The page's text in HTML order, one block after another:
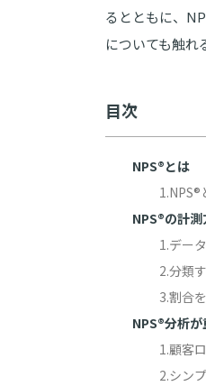
るとともに、
についても触れ
目次
NPS®︎とは
NPS®︎の計
1.デー
2.分類
3.割合
NPS®︎分析
1.顧客
2.シン